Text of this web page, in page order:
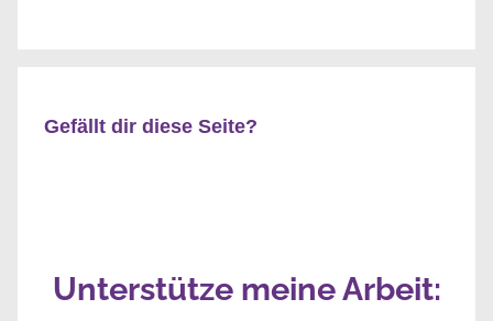
Gefällt dir diese Seite?
Unterstütze meine Arbeit: